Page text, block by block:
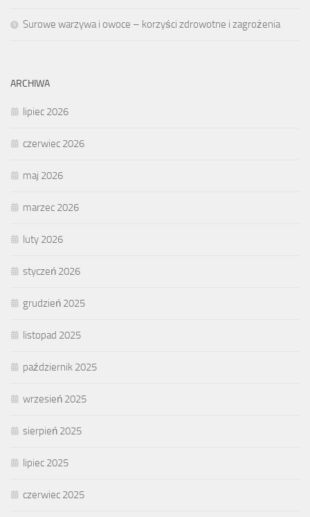
Surowe warzywa i owoce – korzyści zdrowotne i zagrożenia
ARCHIWA
lipiec 2026
czerwiec 2026
maj 2026
marzec 2026
luty 2026
styczeń 2026
grudzień 2025
listopad 2025
październik 2025
wrzesień 2025
sierpień 2025
lipiec 2025
czerwiec 2025